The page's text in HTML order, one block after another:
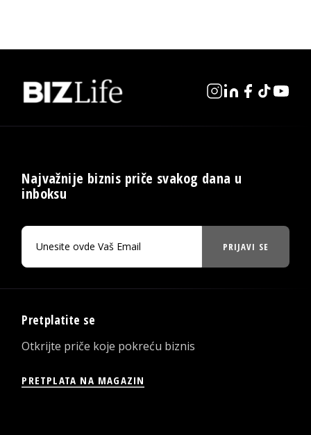
Najvažnije biznis priče svakog dana u
inboksu
PRIJAVI SE
Pretplatite se
Otkrijte priče koje pokreću biznis
PRETPLATA NA MAGAZIN